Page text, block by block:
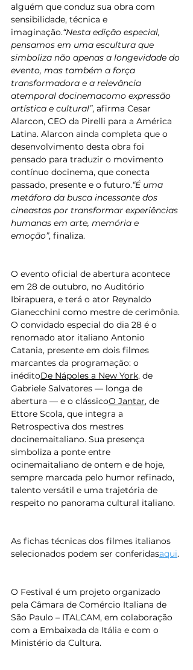
alguém que conduz sua obra com
sensibilidade, técnica e
imaginação.“Nesta edição especial,
pensamos em uma escultura que
simboliza não apenas a longevidade do
evento, mas também a força
transformadora e a relevância
atemporal docinemacomo expressão
artística e cultural”, afirma Cesar
Alarcon, CEO da Pirelli para a América
Latina. Alarcon ainda completa que o
desenvolvimento desta obra foi
pensado para traduzir o movimento
contínuo docinema, que conecta
passado, presente e o futuro.“É uma
metáfora da busca incessante dos
cineastas por transformar experiências
humanas em arte, memória e
emoção”, finaliza.
O evento oficial de abertura acontece
em 28 de outubro, no Auditório
Ibirapuera, e terá o ator Reynaldo
Gianecchini como mestre de cerimônia.
O convidado especial do dia 28 é o
renomado ator italiano Antonio
Catania, presente em dois filmes
marcantes da programação: o
inéditoDe Nápoles a New York, de
Gabriele Salvatores — longa de
abertura — e o clássicoO Jantar, de
Ettore Scola, que integra a
Retrospectiva dos mestres
docinemaitaliano. Sua presença
simboliza a ponte entre
ocinemaitaliano de ontem e de hoje,
sempre marcada pelo humor refinado,
talento versátil e uma trajetória de
respeito no panorama cultural italiano.
As fichas técnicas dos filmes italianos
selecionados podem ser conferidasaqui.
O Festival é um projeto organizado
pela Câmara de Comércio Italiana de
São Paulo – ITALCAM, em colaboração
com a Embaixada da Itália e com o
Ministério da Cultura.